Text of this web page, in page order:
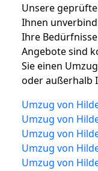
Unsere
Ihnen
Ihre
Angebote sind
Sie einen
oder außerhalb
Umzug von
Umzug von
Umzug von
Umzug von
Umzug von